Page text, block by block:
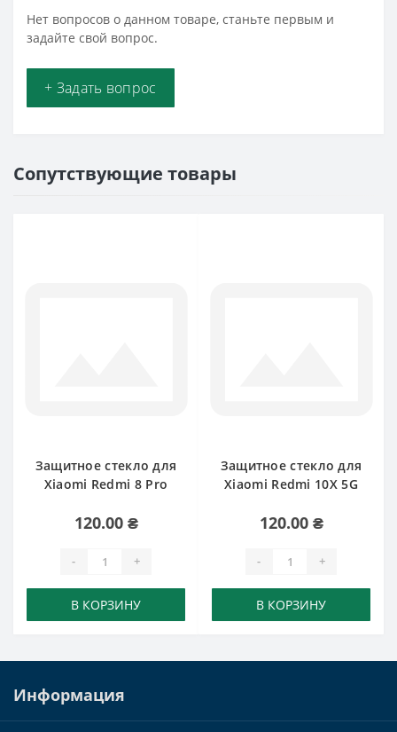
Нет вопросов о данном товаре, станьте первым и
задайте свой вопрос.
+ Задать вопрос
Сопутствующие товары
Защитное стекло для
Xiaomi Redmi 8 Pro
120.00 ₴
- +
В КОРЗИНУ
Защитное стекло для
Xiaomi Redmi 10X 5G
120.00 ₴
- +
В КОРЗИНУ
Информация